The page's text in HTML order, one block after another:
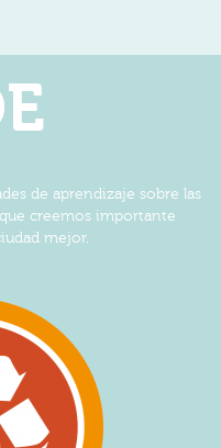
de aprendizaje sobre las
creemos importante
mejor.